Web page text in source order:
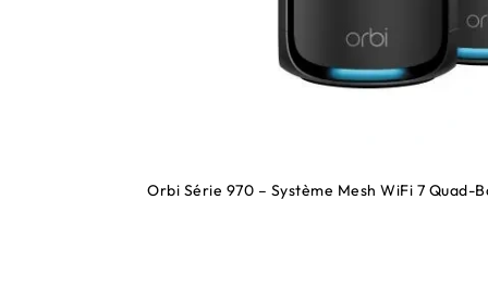
Orbi Série 970 – Système Mesh WiFi 7 Quad-